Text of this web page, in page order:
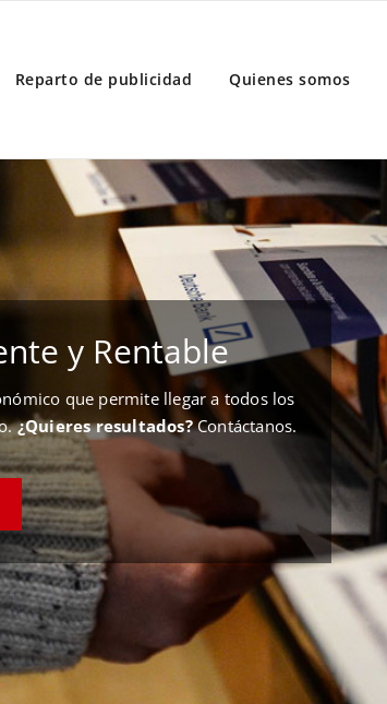
Reparto de publicidad Quienes somos
y Rentable
que permite llegar a todos los
¿Quieres resultados?Contáctanos.